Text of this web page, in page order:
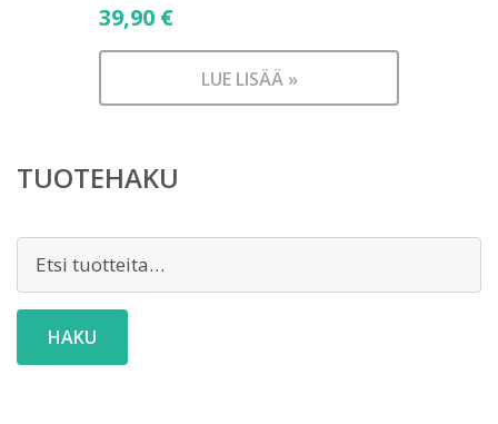
39,90 €
LUE LISÄÄ »
TUOTEHAKU
Etsi:
HAKU